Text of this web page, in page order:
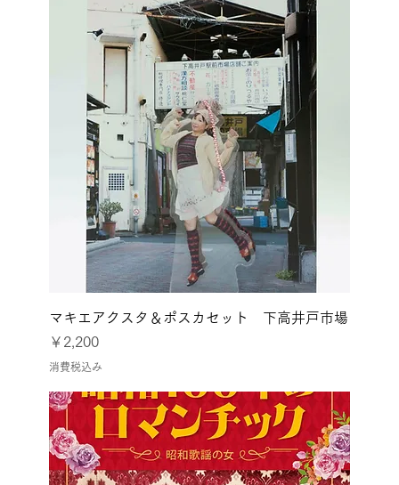
マキエアクスタ＆ポスカセット 下高井戸市場
価格
￥2,200
消費税込み